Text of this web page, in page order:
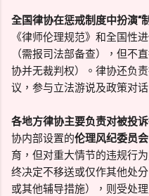
全国律协在惩戒制度中扮演“
《律师伦理规范》和全国性
（需报司法部备查），但不
协并无裁判权）。律协还负
议，参与立法游说及政策对话
各地方律协主要负责对被投
协内部设置的伦理风纪委员会
育，但对重大情节的违规行
终决定不移送或仅作其他处
或其他辅导措施），则受处